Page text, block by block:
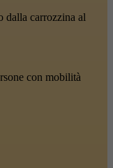
dalla carrozzina al
con mobilità